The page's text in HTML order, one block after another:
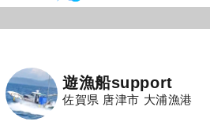
遊漁船support
佐賀県 唐津市 大浦漁港